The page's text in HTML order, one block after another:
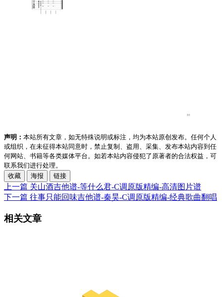
声明： 本站所有文章，如无特殊说明或标注，均为本站原创发布。任何个人
或组织，在未征得本站同意时，禁止复制、盗用、采集、发布本站内容到任
何网站、书籍等各类媒体平台。如若本站内容侵犯了原著者的合法权益，可
联系我们进行处理。
收藏
海报 链接
上一篇 关山酒吉他谱-等什么君-C调原版精编-高清图片谱
下一篇 往事只能回味吉他谱-秦昊-C调原版精编-经典歌曲翻唱
相关文章